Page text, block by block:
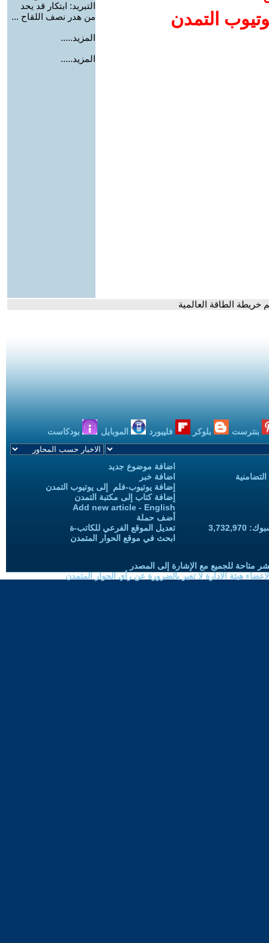
التمدن
التبريد: ابتكار قد يحد
من هدر نصف اللقاح ...
المزيد.....
المزيد.....
الطاقة العالمية
بنترست بلوكر فليبورد الموبايل بودكاست
اضافة موضوع جديد
اضافة خبر
إضافة يوتيوب-فلم إلى يوتيوب التمدن
إضافة كتاب إلى مكتبة التمدن
Add new article - English
أضف حملة
تعديل الموقع الفرعي للكاتب-ة
ابحث في موقع الحوار المتمدن
متاحة للجميع مع الإشارة إلى المصدر
هيئة الادارة لا تعبر بالضرورة عن رأي الحوار المتمدن